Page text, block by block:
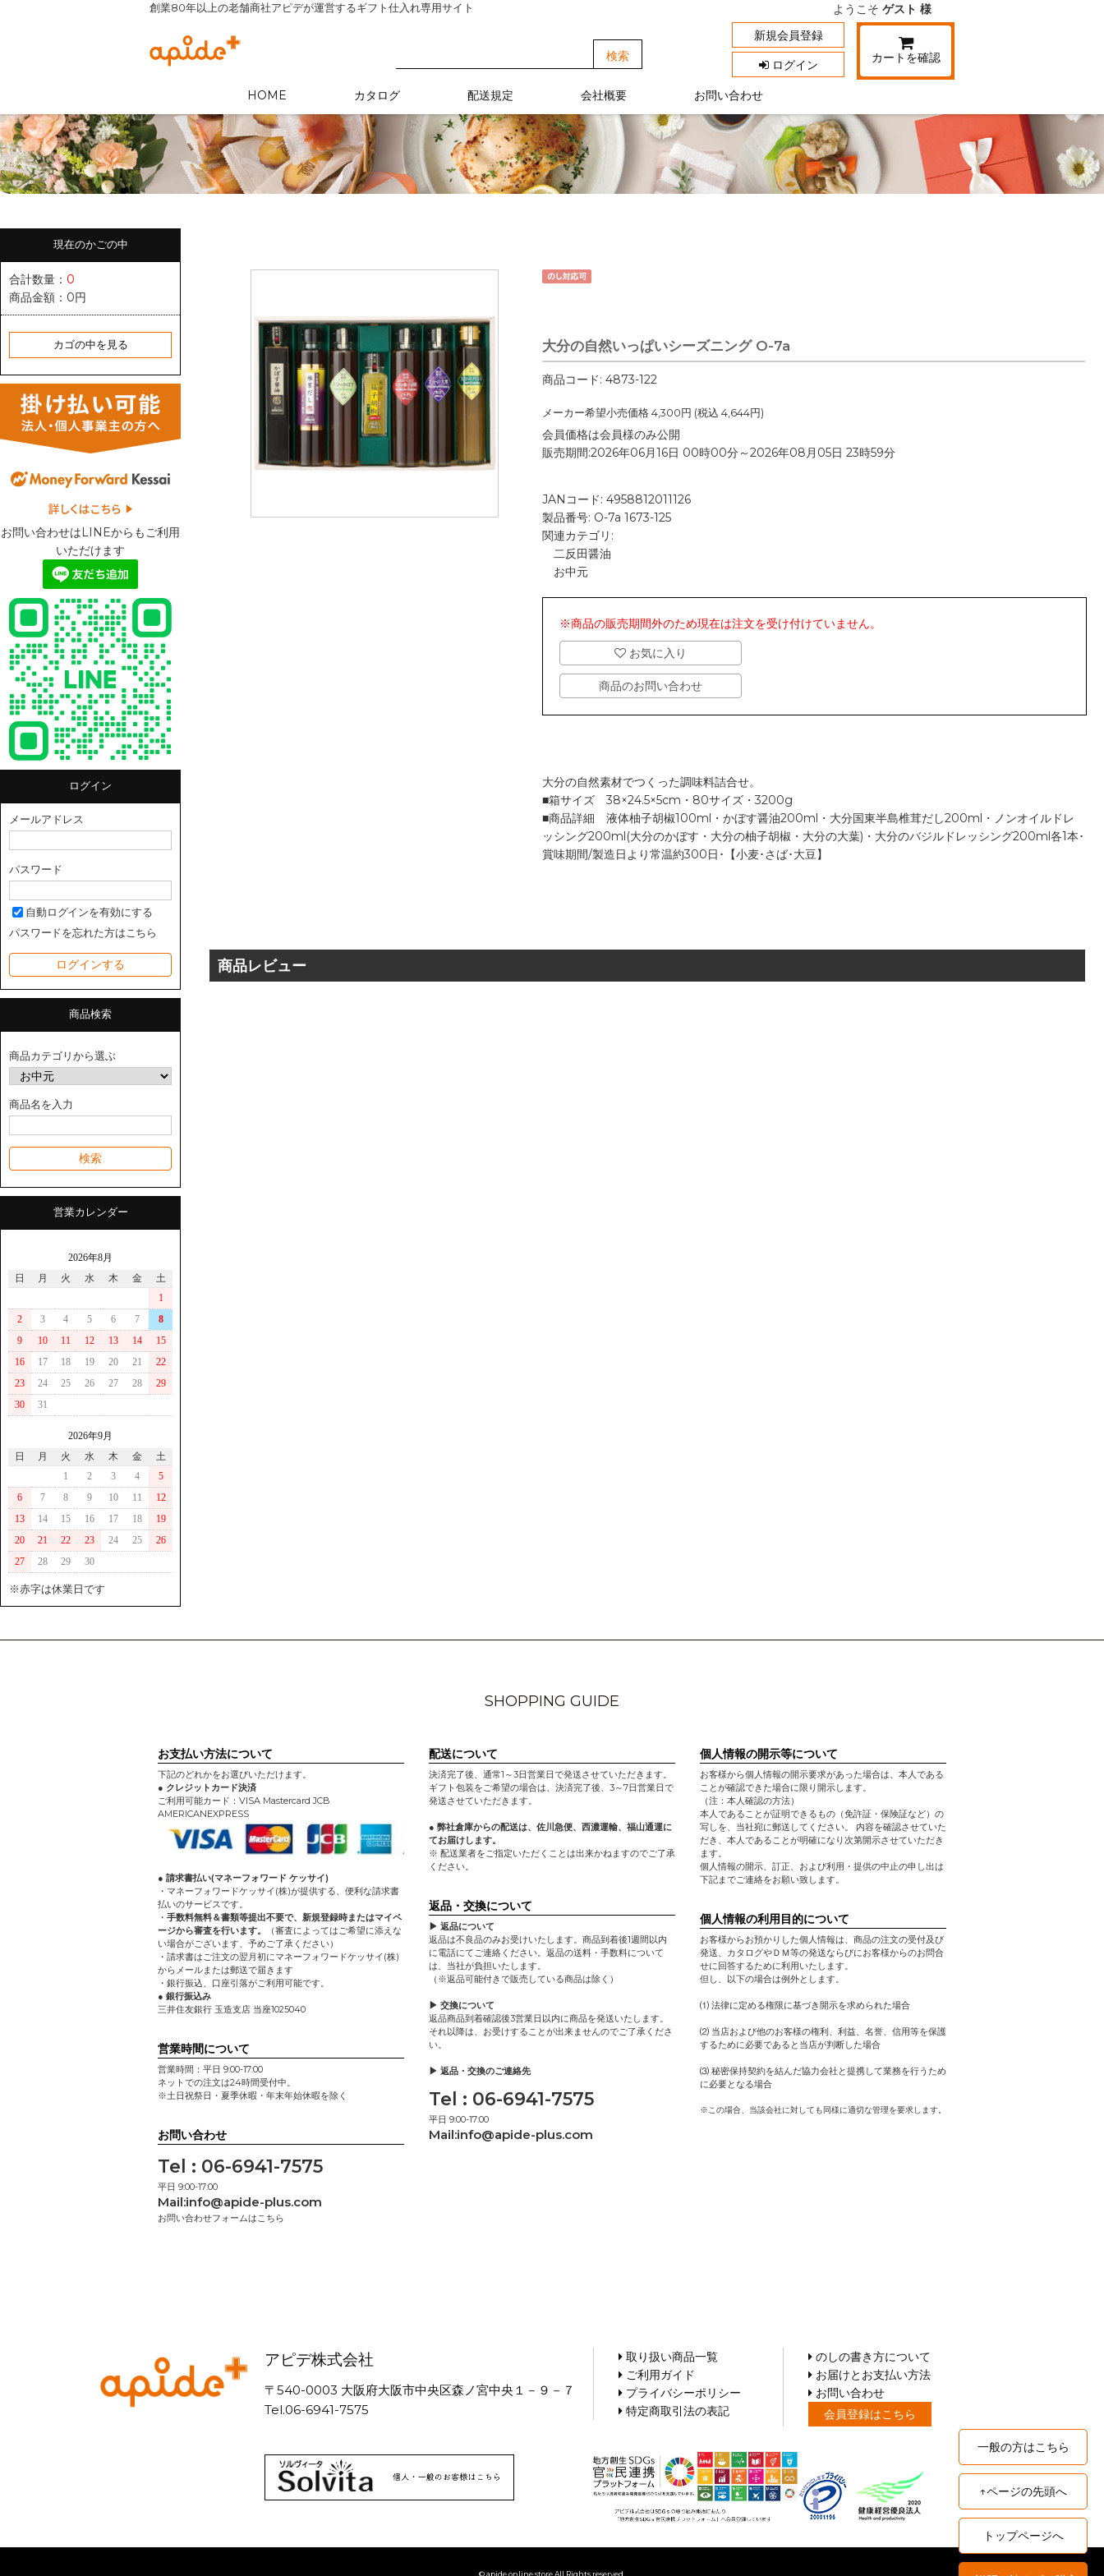
創業80年以上の老舗商社アピデが運営するギフト仕入れ専用サイト ようこそ ゲスト 様
新規会員登録
ログイン
カートを確認
HOME カタログ 配送規定 会社概要 お問い合わせ
現在のかごの中
合計数量： 0
商品金額： 0円
カゴの中を見る
お問い合わせはLINEからもご利用
いただけます
ログイン
メールアドレス
パスワード
自動ログインを有効にする
パスワードを忘れた方はこちら
商品検索
商品カテゴリから選ぶ
商品名を入力
営業カレンダー
2026年8月
日
月 火 水 木 金
土
1
2
3 4 5 6 7
8
9
10 11 12 13 14
15
16
17 18 19 20 21
22
23
24 25 26 27 28
29
30
31
2026年9月
日
月 火 水 木 金
土
1
2 3 4
5
6
7 8 9 10 11
12
13
14 15 16 17 18
19
20
21 22 23 24 25
26
27
28 29 30
※赤字は休業日です
大分の自然いっぱいシーズニング O-7a
商品コード: 4873-122
メーカー希望小売価格 4,300 円 (税込 4,644円)
会員価格は会員様のみ公開
販売期間:2026年06月16日 00時00分～2026年08月05日 23時59分
JANコード: 4958812011126
製品番号: O-7a 1673-125
関連カテゴリ:
二反田醤油
お中元
※商品の販売期間外のため現在は注文を受け付けていません。
お気に入り
商品のお問い合わせ
大分の自然素材でつくった調味料詰合せ。
■箱サイズ 38×24.5×5cm・80サイズ・3200g
■商品詳細 液体柚子胡椒100ml・かぼす醤油200ml・大分国東半島椎茸だし200ml・ノンオイルドレ
ッシング200ml(大分のかぼす・大分の柚子胡椒・大分の大葉)・大分のバジルドレッシング200ml各1本･
賞味期間/製造日より常温約300日･【小麦･さば･大豆】
商品レビュー
一般の方はこちら
↑ページの先頭へ
トップページへ
SHOPPING GUIDE
お支払い方法について
下記のどれかをお選びいただけます。
● クレジットカード決済
ご利用可能カード：VISA Mastercard JCB
AMERICANEXPRESS
● 請求書払い(マネーフォワード ケッサイ)
・マネーフォワードケッサイ(株)が提供する、便利な請求書
払いのサービスです。
・ 手数料無料＆書類等提出不要で、新規登録時またはマイペ
ージから審査を行います。
（審査によってはご希望に添えな
い場合がございます、予めご了承ください）
・請求書はご注文の翌月初にマネーフォワードケッサイ(株)
からメールまたは郵送で届きます
・銀行振込、口座引落がご利用可能です。
● 銀行振込み
三井住友銀行 玉造支店 当座1025040
営業時間について
営業時間：平日 9:00-17:00
ネットでの注文は24時間受付中。
※土日祝祭日・夏季休暇・年末年始休暇を除く
お問い合わせ
Tel : 06-6941-7575
平日 9:00-17:00
Mail:info@apide-plus.com
お問い合わせフォームはこちら
配送について
決済完了後、通常1～3日営業日で発送させていただきます。
ギフト包装をご希望の場合は、決済完了後、3～7日営業日で
発送させていただきます。
● 弊社倉庫からの配送は、佐川急便、西濃運輸、福山通運に
てお届けします。
※ 配送業者をご指定いただくことは出来かねますのでご了承
ください。
返品・交換について
▶ 返品について
返品は不良品のみお受けいたします。商品到着後1週間以内
に電話にてご連絡ください。返品の送料・手数料について
は、当社が負担いたします。
（※返品可能付きで販売している商品は除く）
▶ 交換について
返品商品到着確認後3営業日以内に商品を発送いたします。
それ以降は、お受けすることが出来ませんのでご了承くださ
い。
▶ 返品・交換のご連絡先
Tel : 06-6941-7575
平日 9:00-17:00
Mail:info@apide-plus.com
個人情報の開示等について
お客様から個人情報の開示要求があった場合は、本人である
ことが確認できた場合に限り開示します。
（注：本人確認の方法）
本人であることが証明できるもの（免許証・保険証など）の
写しを、当社宛に郵送してください。 内容を確認させていた
だき、本人であることが明確になり次第開示させていただき
ます。
個人情報の開示、訂正、および利用・提供の中止の申し出は
下記までご連絡をお願い致します。
個人情報の利用目的について
お客様からお預かりした個人情報は、商品の注文の受付及び
発送、カタログやＤＭ等の発送ならびにお客様からのお問合
せに回答するために利用いたします。
但し、以下の場合は例外とします。
⑴ 法律に定める権限に基づき開示を求められた場合
⑵ 当店および他のお客様の権利、利益、名誉、信用等を保護
するために必要であると当店が判断した場合
⑶ 秘密保持契約を結んだ協力会社と提携して業務を行うため
に必要となる場合
※この場合、当該会社に対しても同様に適切な管理を要求します。
アピデ株式会社
〒540-0003 大阪府大阪市中央区森ノ宮中央１－９－７
Tel.06-6941-7575
取り扱い商品一覧
ご利用ガイド
プライバシーポリシー
特定商取引法の表記
のしの書き方について
お届けとお支払い方法
お問い合わせ
会員登録はこちら
© apide online store All Rights reserved.